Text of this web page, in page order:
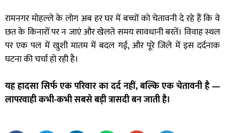
रामनगर मोहल्ले के लोग अब हर घर में बच्चों को चेतावनी दे रहे हैं कि वे
छत के किनारों पर न जाएं और खेलते समय सावधानी बरतें। विवाह स्थल
पर एक पल में खुशी मातम में बदल गई, और पूरे जिले में इस दर्दनाक
घटना की चर्चा हो रही है।
यह हादसा सिर्फ एक परिवार का दर्द नहीं, बल्कि एक चेतावनी है —
लापरवाही कभी-कभी सबसे बड़ी त्रासदी बन जाती है।